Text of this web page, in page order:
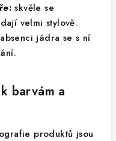
skvěle se
velmi stylově.
jádra se s ní
barvám a
produktů jsou